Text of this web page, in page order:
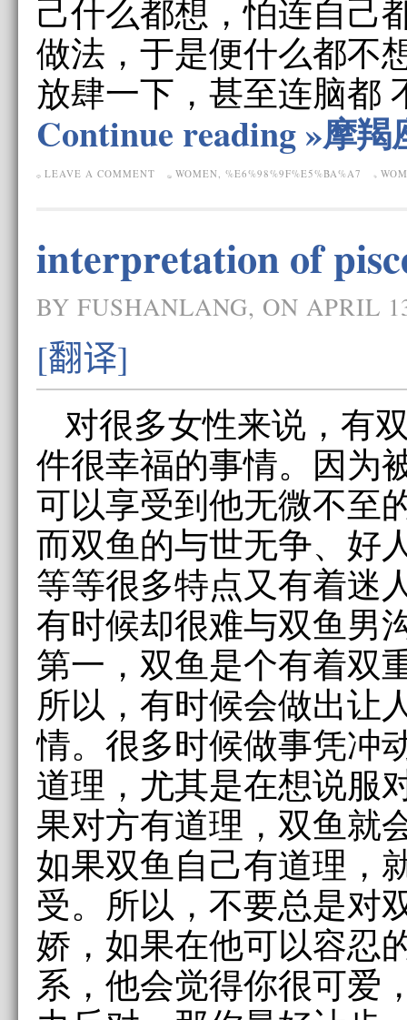
己什么都想，怕连自己
做法，于是便什么都不
放肆一下，甚至连脑都
Continue reading »摩羯
LEAVE A COMMENT WOMEN, %E6%98%9F%E5%BA%A7
interpretation of
BY FUSHANLANG, ON APRIL
[翻译]
对很多女性来说，有
件很幸福的事情。因为
可以享受到他无微不至
而双鱼的与世无争、好
等等很多特点又有着迷
有时候却很难与双鱼男
第一，双鱼是个有着双
所以，有时候会做出让
情。很多时候做事凭冲
道理，尤其是在想说服
果对方有道理，双鱼就
如果双鱼自己有道理，
受。所以，不要总是对
娇，如果在他可以容忍
系，他会觉得你很可爱